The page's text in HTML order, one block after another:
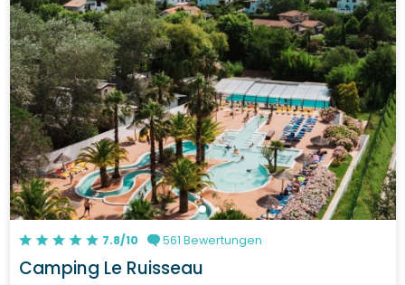
7.8/10 561 Bewertungen
Camping Le Ruisseau